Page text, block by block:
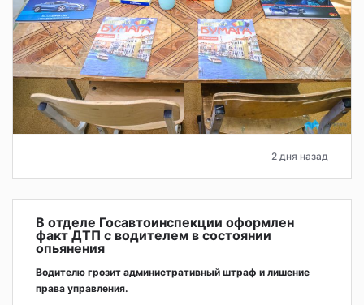
2 дня назад
В отделе Госавтоинспекции оформлен
факт ДТП с водителем в состоянии
опьянения
Водителю грозит административный штраф и лишение
права управления.